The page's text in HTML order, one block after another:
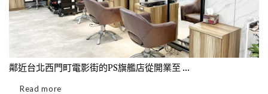
鄰近台北西門町電影街的PS旗艦店從開業至 ...
Read more